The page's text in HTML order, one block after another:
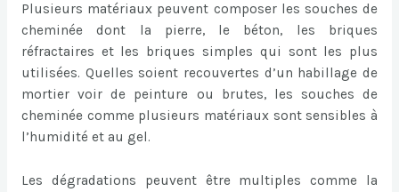
Plusieurs matériaux peuvent composer les souches de
cheminée dont la pierre, le béton, les briques
réfractaires et les briques simples qui sont les plus
utilisées. Quelles soient recouvertes d’un habillage de
mortier voir de peinture ou brutes, les souches de
cheminée comme plusieurs matériaux sont sensibles à
l’humidité et au gel.
Les dégradations peuvent être multiples comme la